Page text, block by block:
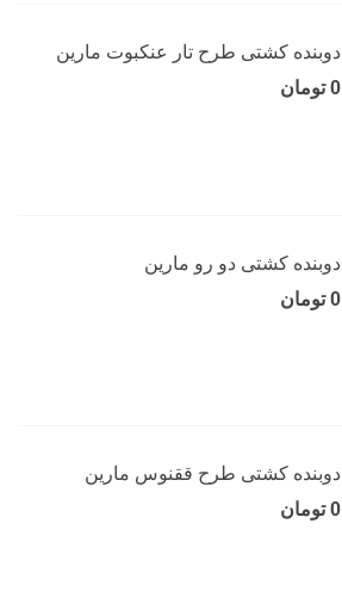
دوبنده کشتی طرح تار عنکبوت مارین
0 تومان
دوبنده کشتی دو رو مارین
0 تومان
دوبنده کشتی طرح ققنوس مارین
0 تومان